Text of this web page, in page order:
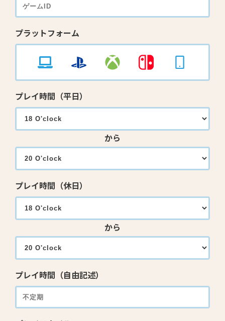
プラットフォーム
プレイ時間（平日）
から
プレイ時間（休日）
から
プレイ時間（自由記述）